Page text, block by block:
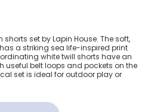
Cotton Sea Life
set by Lapin House. The soft,
a striking sea life-inspired print
white twill shorts have an
belt loops and pockets on the
set is ideal for outdoor play or